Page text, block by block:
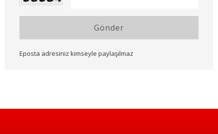
Gönder
Eposta adresiniz kimseyle paylaşılmaz